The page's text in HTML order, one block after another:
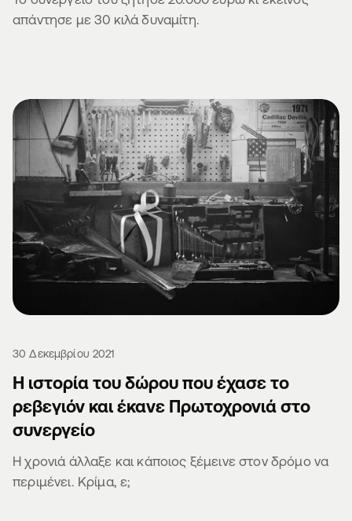
απάντησε με 30 κιλά δυναμίτη.
30 Δεκεμβρίου 2021
Η ιστορία του δώρου που έχασε το
ρεβεγιόν και έκανε Πρωτοχρονιά στο
συνεργείο
Η χρονιά άλλαξε και κάποιος ξέμεινε στον δρόμο να
περιμένει. Κρίμα, ε;